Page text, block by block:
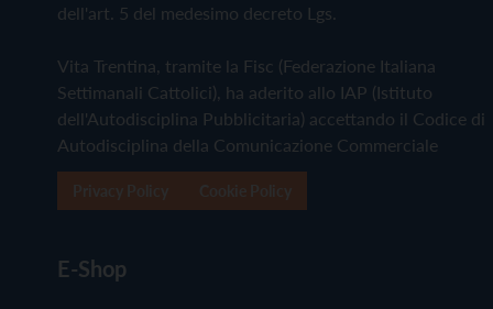
dell'art. 5 del medesimo decreto Lgs.
Vita Trentina, tramite la Fisc (Federazione Italiana
Settimanali Cattolici), ha aderito allo IAP (Istituto
dell'Autodisciplina Pubblicitaria) accettando il Codice di
Autodisciplina della Comunicazione Commerciale
E-Shop